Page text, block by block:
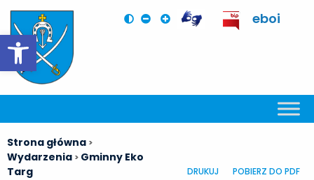
Otwórz pasek narzędzi
eboi
Strona główna >
Wydarzenia > Gminny Eko
Targ
DRUKUJ POBIERZ DO PDF